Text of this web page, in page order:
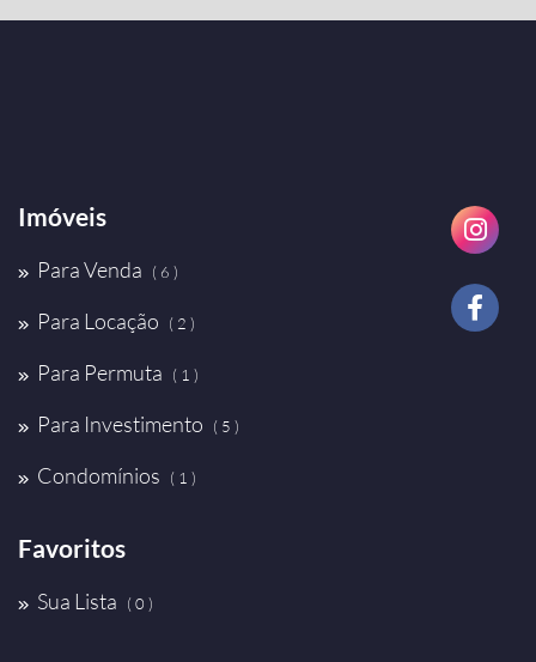
Imóveis
Para Venda ( 6 )
Para Locação ( 2 )
Para Permuta ( 1 )
Para Investimento ( 5 )
Condomínios ( 1 )
Favoritos
Sua Lista ( 0 )